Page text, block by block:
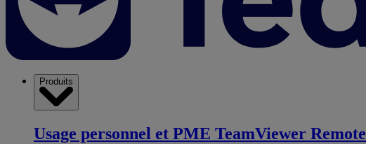
Produits
Usage personnel et PME TeamViewer Remote